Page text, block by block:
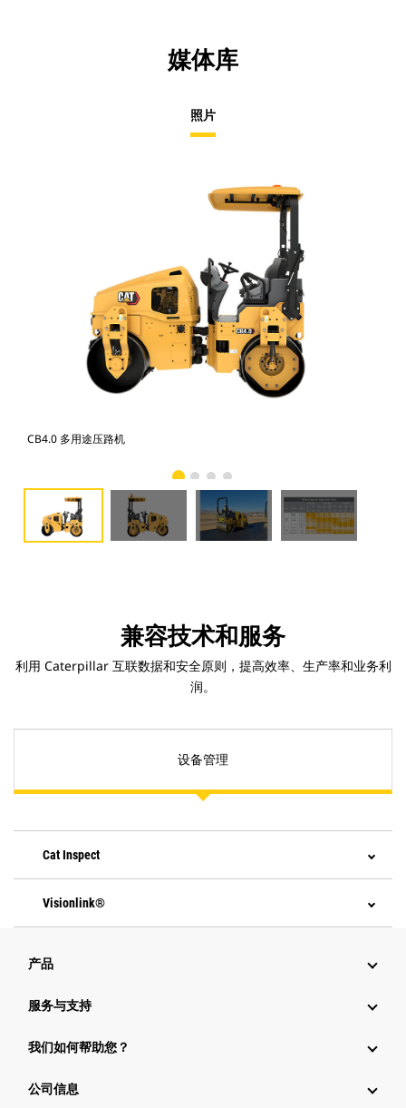
媒体库
照片
CB4.0 多用途压路机
兼容技术和服务
利用 Caterpillar 互联数据和安全原则，提高效率、生产率和业务利
润。
设备管理
Cat Inspect
Visionlink®
产品
服务与支持
我们如何帮助您？
公司信息